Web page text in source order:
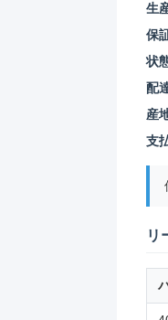
生
保
状
配
産
支
リ